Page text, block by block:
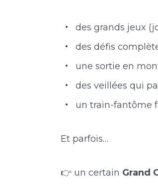
des grands jeux
des défis
une sortie en
des veillées qui
un train-fantôme
Et parfois…
👉 un certain Grand